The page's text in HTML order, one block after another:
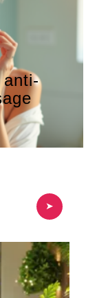
anti-